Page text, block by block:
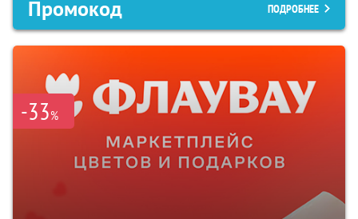
Промокод ПОДРОБНЕЕ
-33%